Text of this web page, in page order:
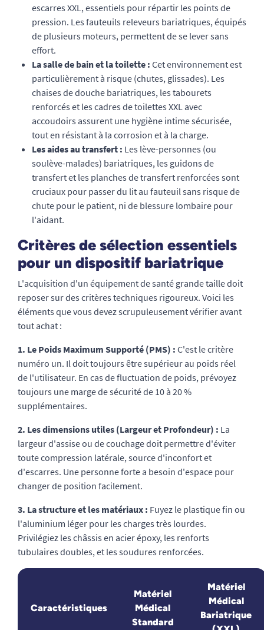
escarres XXL, essentiels pour répartir les points de
pression. Les fauteuils releveurs bariatriques, équipés
de plusieurs moteurs, permettent de se lever sans
effort.
La salle de bain et la toilette : Cet environnement est
particulièrement à risque (chutes, glissades). Les
chaises de douche bariatriques, les tabourets
renforcés et les cadres de toilettes XXL avec
accoudoirs assurent une hygiène intime sécurisée,
tout en résistant à la corrosion et à la charge.
Les aides au transfert : Les lève-personnes (ou
soulève-malades) bariatriques, les guidons de
transfert et les planches de transfert renforcées sont
cruciaux pour passer du lit au fauteuil sans risque de
chute pour le patient, ni de blessure lombaire pour
l'aidant.
Critères de sélection essentiels
pour un dispositif bariatrique
L'acquisition d'un équipement de santé grande taille doit
reposer sur des critères techniques rigoureux. Voici les
éléments que vous devez scrupuleusement vérifier avant
tout achat :
1. Le Poids Maximum Supporté (PMS) : C'est le critère
numéro un. Il doit toujours être supérieur au poids réel
de l'utilisateur. En cas de fluctuation de poids, prévoyez
toujours une marge de sécurité de 10 à 20 %
supplémentaires.
2. Les dimensions utiles (Largeur et Profondeur) : La
largeur d'assise ou de couchage doit permettre d'éviter
toute compression latérale, source d'inconfort et
d'escarres. Une personne forte a besoin d'espace pour
changer de position facilement.
3. La structure et les matériaux : Fuyez le plastique fin ou
l'aluminium léger pour les charges très lourdes.
Privilégiez les châssis en acier époxy, les renforts
tubulaires doubles, et les soudures renforcées.
Caractéristiques
Matériel
Médical
Standard
Matériel
Médical
Bariatrique